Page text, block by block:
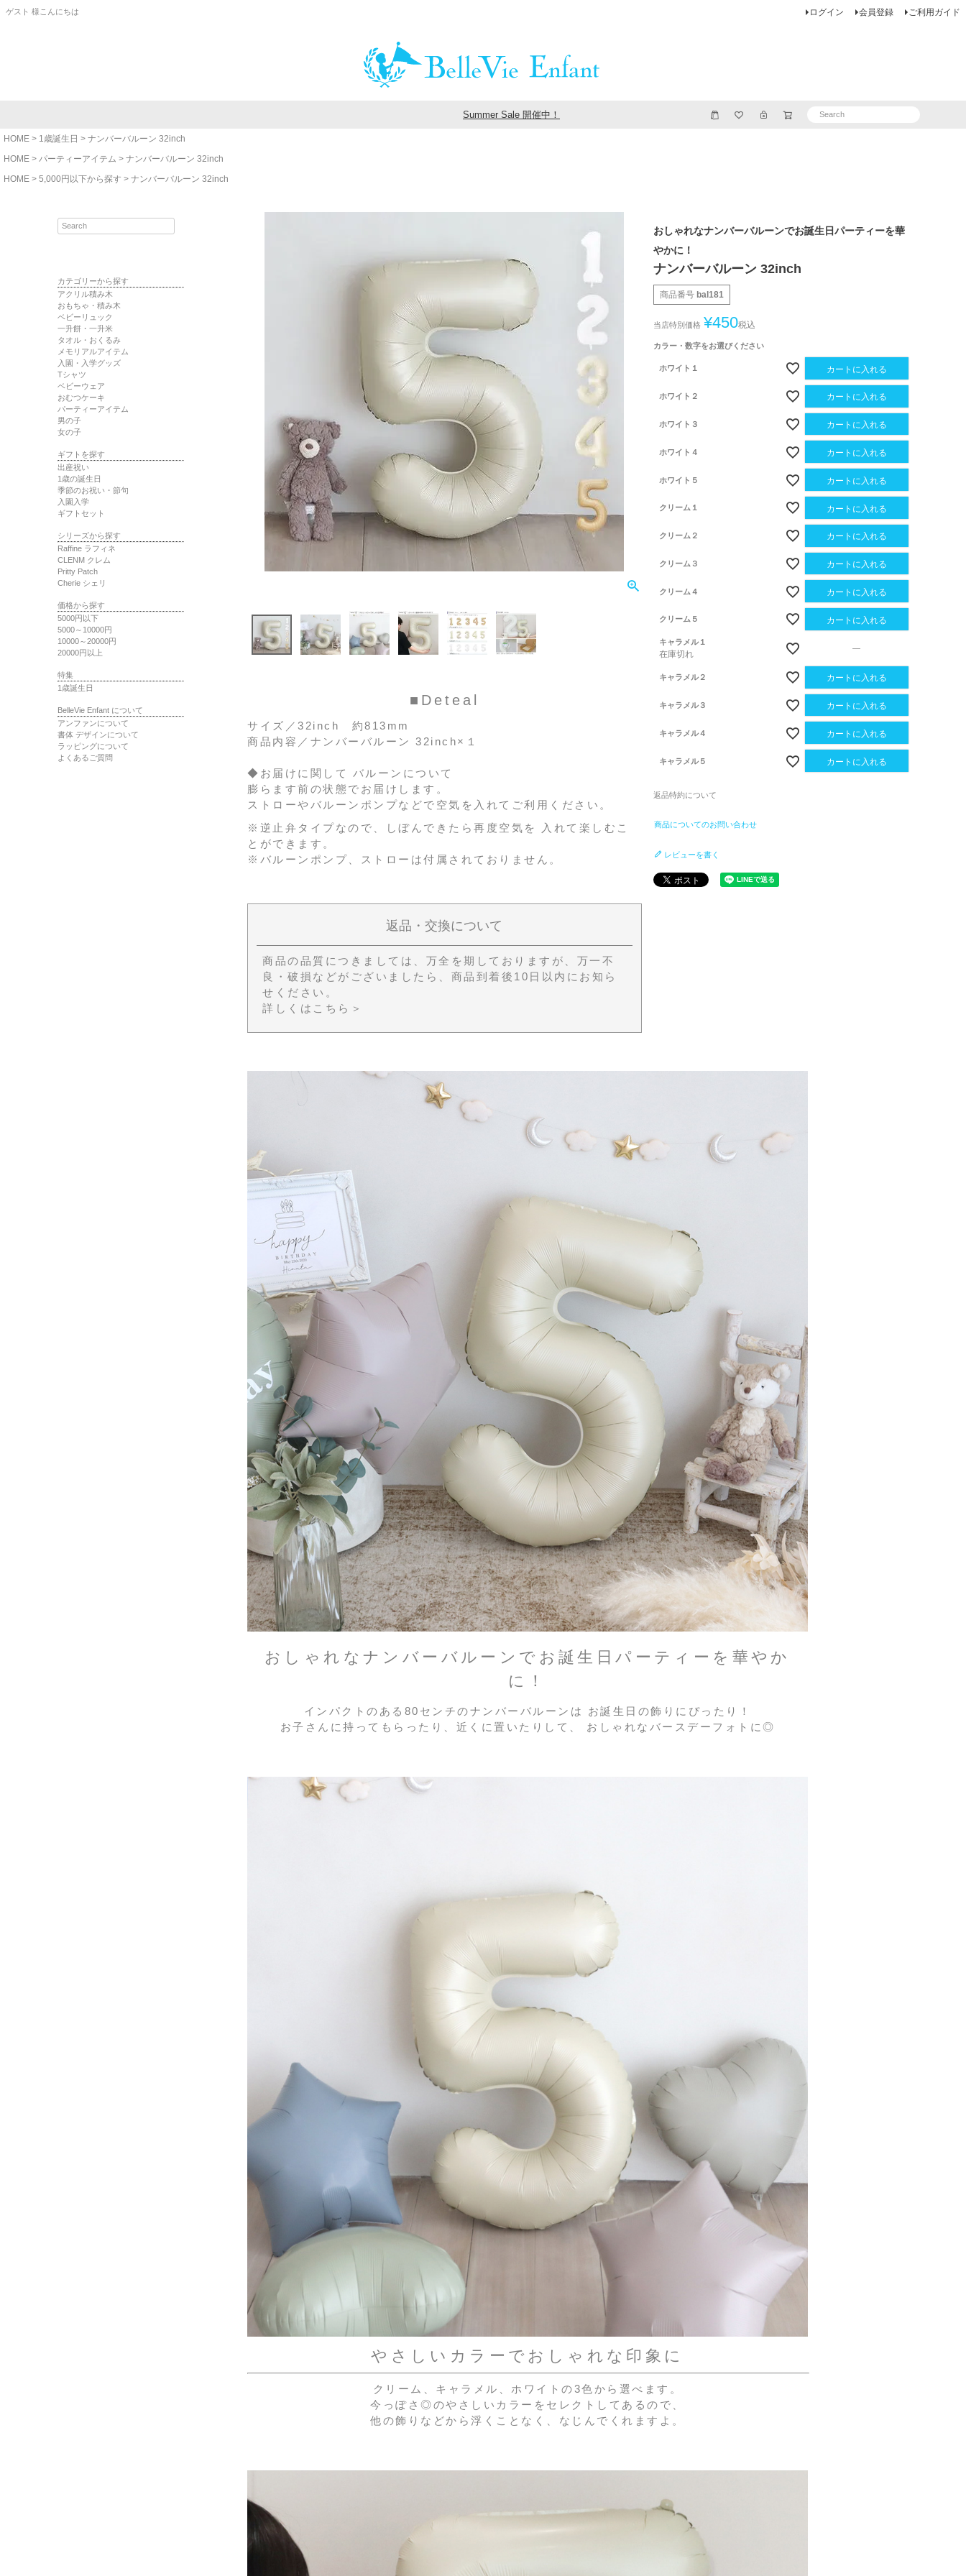
ゲスト 様こんにちは ログイン 会員登録 ご利用ガイド
Summer Sale 開催中！
HOME 1歳誕生日
ナンバーバルーン 32inch
HOME
パーティーアイテム
ナンバーバルーン 32inch
HOME
5,000円以下から探す ナンバーバルーン 32inch
カテゴリーから探す
アクリル積み木
おもちゃ・積み木
ベビーリュック
一升餅・一升米
タオル・おくるみ
メモリアルアイテム
入園・入学グッズ
Tシャツ
ベビーウェア
おむつケーキ
パーティーアイテム
男の子
女の子
ギフトを探す
出産祝い
1歳の誕生日
季節のお祝い・節句
入園入学
ギフトセット
シリーズから探す
Raffine ラフィネ
CLENM クレム
Pritty Patch
Cherie シェリ
価格から探す
5000円以下
5000～10000円
10000～20000円
20000円以上
特集
1歳誕生日
BelleVie Enfant について
アンファンについて
書体 デザインについて
ラッピングについて
よくあるご質問
■Deteal
サイズ ／32inch 約813mm
商品内容 ／ナンバーバルーン 32inch×１
◆お届けに関して バルーンについて
膨らます前の状態でお届けします。
ストローやバルーンポンプなどで空気を入れてご利用ください。
※逆止弁タイプなので、しぼんできたら再度空気を 入れて楽しむこ
とができます。
※バルーンポンプ、ストローは付属されておりません。
返品・交換について
商品の品質につきましては、万全を期しておりますが、万一不
良・破損などがございましたら、商品到着後10日以内にお知ら
せください。
詳しくはこちら＞
おしゃれなナンバーバルーンでお誕生日パーティーを華
やかに！
ナンバーバルーン 32inch
商品番号 bal181
当店特別価格 ¥450税込
カラー・数字をお選びください
ホワイト１ カートに入れる
ホワイト２ カートに入れる
ホワイト３ カートに入れる
ホワイト４ カートに入れる
ホワイト５ カートに入れる
クリーム１ カートに入れる
クリーム２ カートに入れる
クリーム３ カートに入れる
クリーム４ カートに入れる
クリーム５ カートに入れる
キャラメル１
在庫切れ
—
キャラメル２ カートに入れる
キャラメル３ カートに入れる
キャラメル４ カートに入れる
キャラメル５ カートに入れる
返品特約について
商品についてのお問い合わせ
レビューを書く
おしゃれなナンバーバルーンでお誕生日パーティーを華やか
に！
インパクトのある80センチのナンバーバルーンは お誕生日の飾りにぴったり！
お子さんに持ってもらったり、近くに置いたりして、 おしゃれなバースデーフォトに◎
やさしいカラーでおしゃれな印象に
クリーム、キャラメル、ホワイトの3色から選べます。
今っぽさ◎のやさしいカラーをセレクトしてあるので、
他の飾りなどから浮くことなく、なじんでくれますよ。